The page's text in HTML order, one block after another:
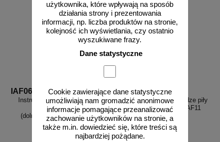
użytkownika, które wpływają na sposób
działania strony i prezentowania
informacji, np. liczba produktów na stronie,
kolejność ich wyświetlania, czy ostatnio
wyszukiwane frazy.
Dane statystyczne
Cookie zawierające dane statystyczne
umożliwiają nam gromadzić anonimowe
informacje pomagające przeanalizować
zachowanie użytkowników na stronie, a
także m.in. dowiedzieć się, które treści są
najbardziej pożądane.
IAF06
Instrukcja BHP przy obsłudze
frezarki do drewna
(dolnowrzecionowej) - IAF06
IAF11
Instrukcja BHP przy obsłudze piły
tarczowej formatówki - IAF11